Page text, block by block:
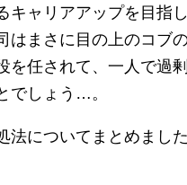
キャリアアップを目指
はまさに目の上のコブ
を任されて、一人で過
でしょう…。
についてまとめました